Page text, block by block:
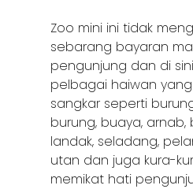
Zoo mini ini tidak
sebarang bayaran
pengunjung dan di
pelbagai haiwan
sangkar seperti
burung, buaya, arnab,
landak, seladang,
utan dan juga kura-
memikat hati